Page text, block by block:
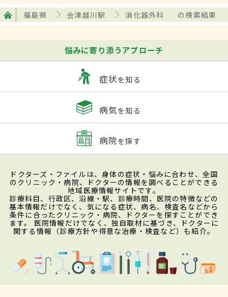
福島県 会津越川駅 消化器外科 の検索結果
悩みに寄り添うアプローチ
症状を知る
病気を知る
病院を探す
ドクターズ・ファイルは、身体の症状・悩みに合わせ、全国
のクリニック・病院、ドクターの情報を調べることができる
地域医療情報サイトです。
診療科目、行政区、沿線・駅、診療時間、医院の特徴などの
基本情報だけでなく、気になる症状、病名、検査名などから
条件に合ったクリニック・病院、ドクターを探すことができ
ます。 医院情報だけでなく、独自取材に基づき、ドクターに
関する情報（診療方針や得意な治療・検査など）も紹介。